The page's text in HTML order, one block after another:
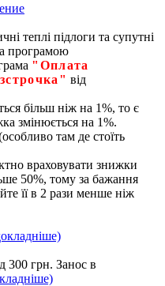
теплі підлоги та супутні
програмою
"Оплата
від
більш ніж на 1%, то є
змінюється на 1%.
там де стоїть
враховувати знижки
50%, тому за бажання
її в 2 рази менше ніж
300 грн. Занос в